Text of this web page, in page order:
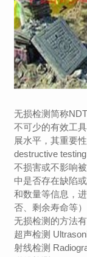
无损检测简称
不可少的有效工
展水平，其重要
destructive
不损害或不影响
中是否存在缺陷
和数量等信息，
否、剩余寿命等
无损检测的方法有
超声检测
射线检测